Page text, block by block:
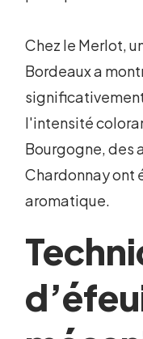
Chez le Merlot,
Bordeaux a
l'intensité
Bourgogne, des
Chardonnay ont
aromatique.